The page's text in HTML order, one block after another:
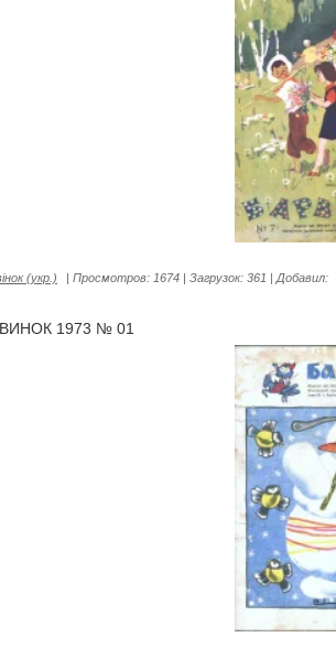
(укр.) | Просмотров: 1674 | Загрузок: 361 | Добавил:
1973 № 01